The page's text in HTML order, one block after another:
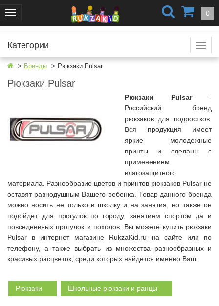
Меню 0
+7 (499) 404-0550
г. Москва
+7 (812) 424-4251
Категории
Бренды Рюкзаки Pulsar
Рюкзаки Pulsar
Рюкзаки Pulsar-
Российский бренд
рюкзаков для подростков.
Вся продукция имеет
яркие молодежные
принты и сделаны с
применением
влагозащитного
материала. Разнообразие цветов и принтов рюкзаков Pulsar не
оставят равнодушным Вашего ребенка. Товар данного бренда
можно носить не только в школку и на занятия, но также он
подойдет для прогулок по городу, занятием спортом да и
повседневных прогулок и походов. Вы можете купить рюкзаки
Pulsar в интернет магазине RukzaKid.ru на сайте или по
телефону, а также выбрать из множества разнообразных и
красивых расцветок, среди которых найдется именно Ваш.
Рюкзаки Школьные рюкзаки и ранцы